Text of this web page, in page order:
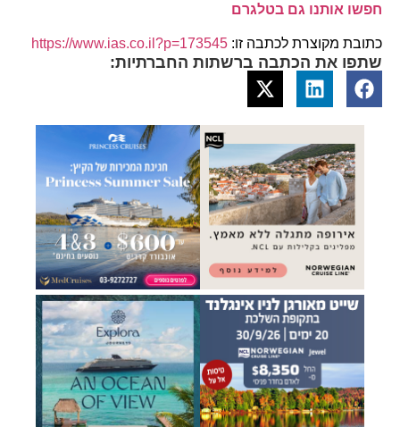
חפשו אותנו גם בטלגרם
כתובת מקוצרת לכתבה זו: https://www.ias.co.il?p=173545
שתפו את הכתבה ברשתות החברתיות: